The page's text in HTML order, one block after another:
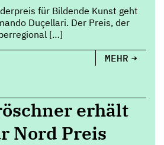
für Bildende Kunst geht
Duçellari. Der Preis, der
[…]
MEHR
erhält
Nord Preis